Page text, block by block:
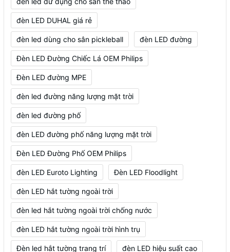
đèn LED DUHAL giá rẻ
đèn led dùng cho sân pickleball đèn LED đường
Đèn LED Đường Chiếc Lá OEM Philips
Đèn LED đường MPE
đèn led đường năng lượng mặt trời
đèn led đường phố
đèn LED đường phố năng lượng mặt trời
Đèn LED Đường Phố OEM Philips
đèn LED Euroto Lighting Đèn LED Floodlight
đèn LED hắt tường ngoài trời
đèn led hắt tường ngoài trời chống nước
đèn LED hắt tường ngoài trời hình trụ
Đèn led hắt tường trang trí đèn LED hiệu suất cao